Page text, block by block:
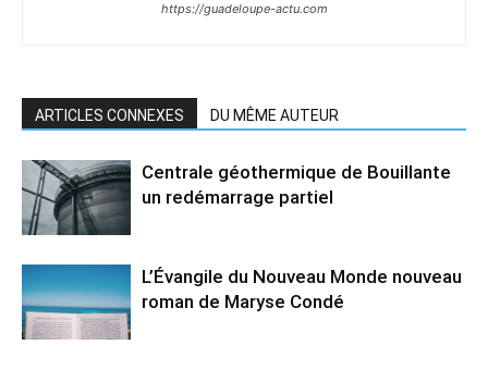
https://guadeloupe-actu.com
ARTICLES CONNEXES DU MÊME AUTEUR
Centrale géothermique de Bouillante
un redémarrage partiel
L’Évangile du Nouveau Monde nouveau
roman de Maryse Condé